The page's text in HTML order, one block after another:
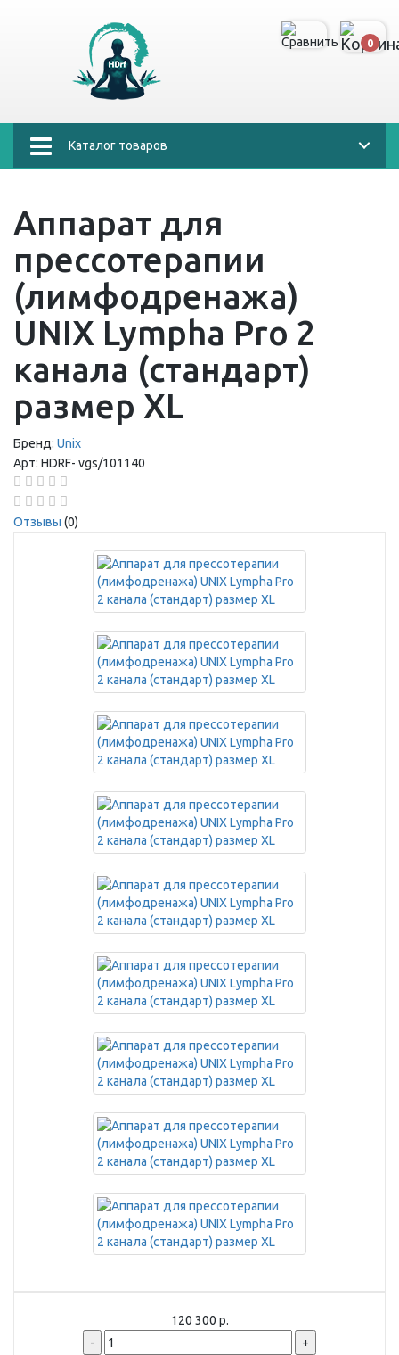
0
Каталог товаров
Аппарат для
прессотерапии
(лимфодренажа)
UNIX Lympha Pro 2
канала (стандарт)
размер XL
Бренд: Unix
Арт: HDRF- vgs/101140
Отзывы (0)
120 300 р.
-
+